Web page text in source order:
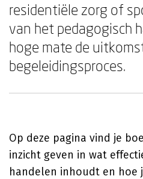
residentiële zorg of
van het pedagogisch
hoge mate de
begeleidingsproces.
Op deze pagina vind je
inzicht geven in wat
handelen inhoudt en hoe